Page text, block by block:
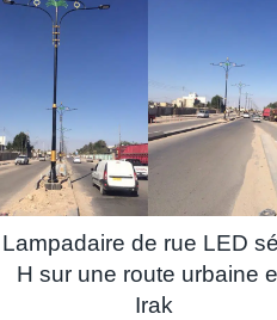
Lampadaire de rue LED
H sur une route urbaine
Irak